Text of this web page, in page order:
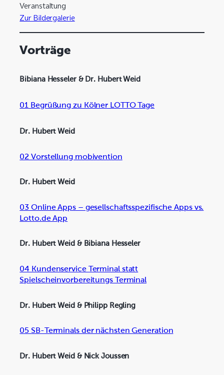
Veranstaltung
Zur Bildergalerie
Vorträge
Bibiana Hesseler & Dr. Hubert Weid
01 Begrüßung zu Kölner LOTTO Tage
Dr. Hubert Weid
02 Vorstellung mobivention
Dr. Hubert Weid
03 Online Apps – gesellschaftsspezifische Apps vs.
Lotto.de App
Dr. Hubert Weid & Bibiana Hesseler
04 Kundenservice Terminal statt
Spielscheinvorbereitungs Terminal
Dr. Hubert Weid & Philipp Regling
05 SB-Terminals der nächsten Generation
Dr. Hubert Weid & Nick Joussen